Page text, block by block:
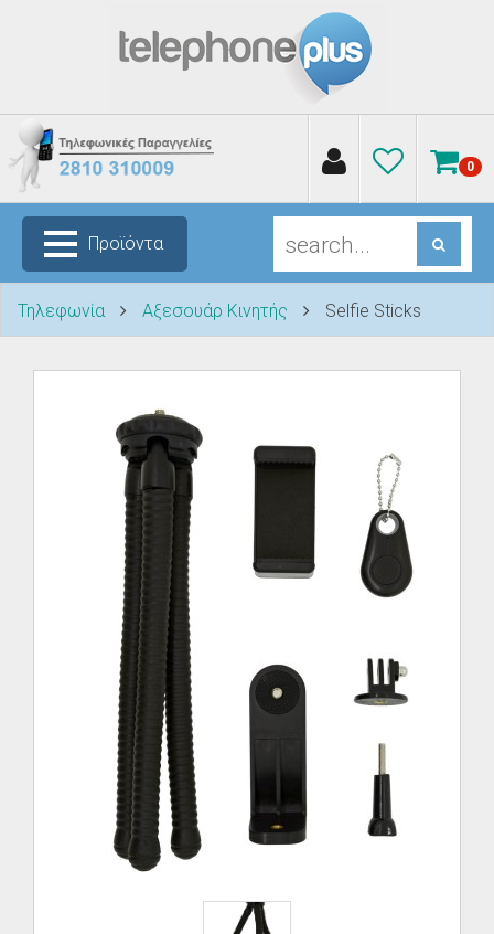
0
Προϊόντα
Τηλεφωνία Αξεσουάρ Κινητής Selfie Sticks